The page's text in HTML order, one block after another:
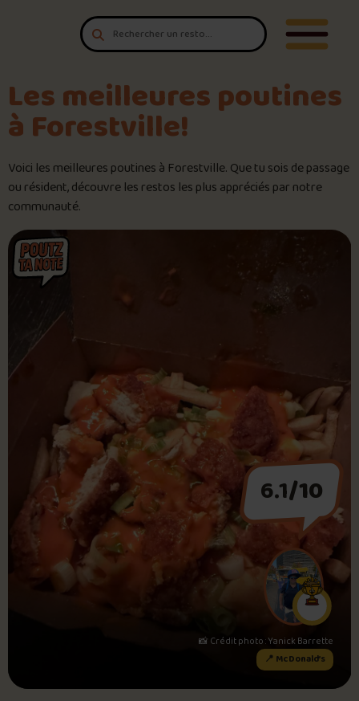
Aller au contenu
Ouvrir/
T'es un vrai
amateur de poutine?
Noter une poutine!
Trouve une POUTZ sur la carte
Foire aux questions
Me connecter
Les meilleures poutines
à Forestville!
Voici les meilleures poutines à Forestville. Que tu sois de passage
ou résident, découvre les restos les plus appréciés par notre
communauté.
6.1/10
📸 Crédit photo : Yanick Barrette
📍 McDonald’s